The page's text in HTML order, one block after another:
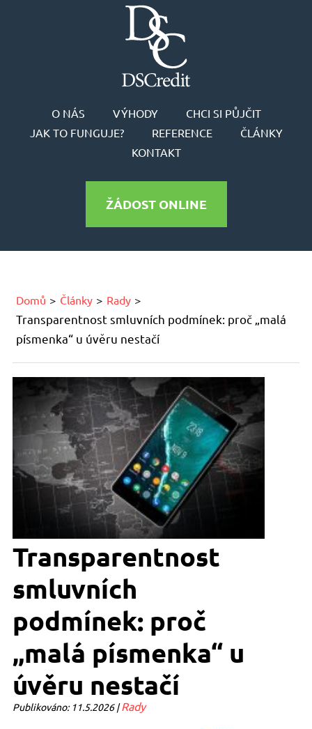
O NÁS VÝHODY
CHCI SI PŮJČIT
JAK TO FUNGUJE?
REFERENCE
ČLÁNKY
KONTAKT
ŽÁDOST ONLINE
Domů Články Rady
Transparentnost smluvních podmínek: proč „malá
písmenka“ u úvěru nestačí
Transparentnost
smluvních
podmínek: proč
„malá písmenka“ u
úvěru nestačí
Publikováno: 11.5.2026 |Rady